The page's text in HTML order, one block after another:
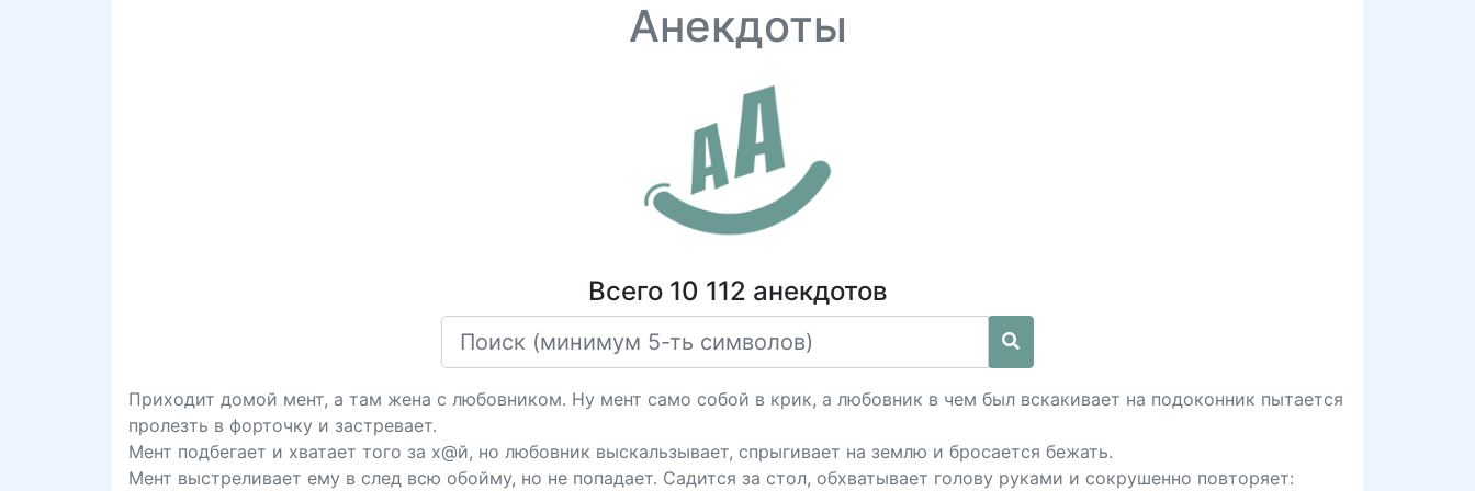
Анекдоты
Всего 10 112 анекдотов
Приходит домой мент, а там жена с любовником. Ну мент само собой в крик, а любовник в чем был вскакивает на подоконник пытается
пролезть в форточку и застревает.
Мент подбегает и хватает того за х@й, но любовник выскальзывает, спрыгивает на землю и бросается бежать.
Мент выстреливает ему в след всю обойму, но не попадает. Садится за стол, обхватывает голову руками и сокрушенно повторяет: